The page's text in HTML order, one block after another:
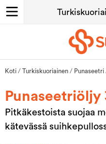
Koti / Turkiskuoriainen / Punaseetri
Punaseetriöljy
Pitkäkestoista suojaa
kätevässä